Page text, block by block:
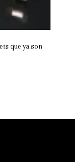
que ya son